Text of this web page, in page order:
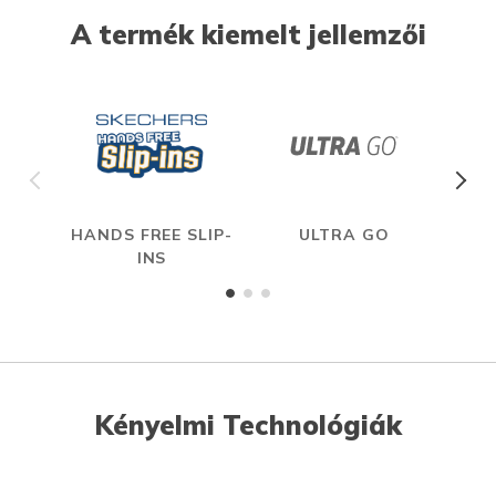
A termék kiemelt jellemzői
HANDS FREE SLIP-
INS
ULTRA GO
Kényelmi Technológiák